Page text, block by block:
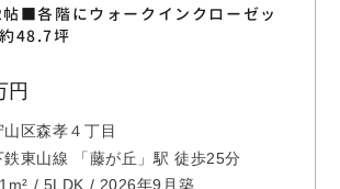
■各階にウォークインクローゼッ
48.7坪
円
区森孝４丁目
鉄東山線 「藤が丘」駅 徒歩25分
/ 5LDK / 2026年9月築